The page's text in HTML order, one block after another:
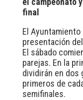
final
El
presentación
El sábado
parejas. En la
dividirán en dos
primeros de
semifinales.